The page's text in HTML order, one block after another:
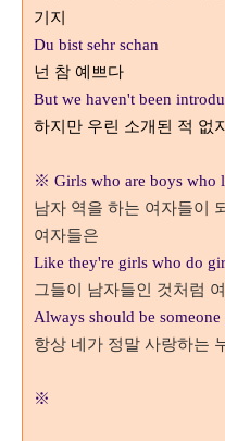
기지
Du bist sehr schan
넌 참 예쁘다
But we haven't been
하지만 우린 소개된 적 없지
※ Girls who are boys who
남자 역을 하는 여자들이
여자들은
Like they're girls who do
그들이 남자들인 것처럼
Always should be
항상 네가 정말 사랑하는
※